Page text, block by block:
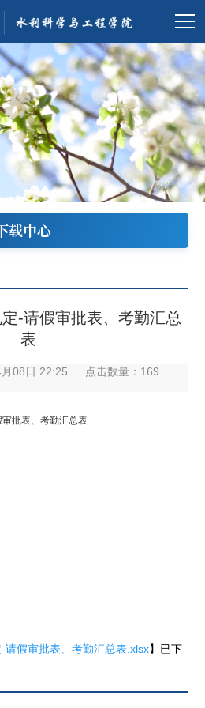
载中心
-请假审批表、考勤汇总
表
08日 22:25 点击数量： 169
批表、考勤汇总表
请假审批表、考勤汇总表.xlsx】已下